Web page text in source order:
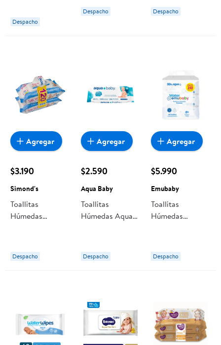
Despacho
Pack
Despacho Despacho
$3.190
Simond's
Toallitas
Húmedas
Despacho
Agregar
$2.590
Aqua Baby
Toallitas
Húmedas Aqua
Despacho
Agregar
$5.990
Emubaby
Toallitas
Húmedas
Despacho
Agregar